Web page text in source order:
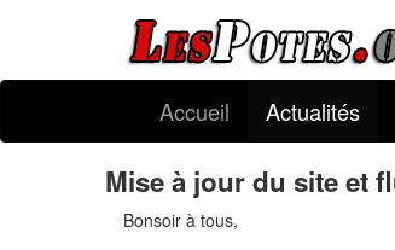
Accueil Actualités
Mise à jour du site et
Bonsoir à tous,